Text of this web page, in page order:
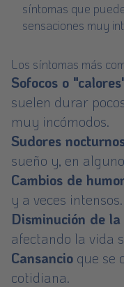
síntomas que
sensaciones muy
Los síntomas más
Sofocos o
suelen durar
muy incómodos.
Sudores
sueño y, en
Cambios de
y a veces intensos.
Disminución de
afectando la vida
Cansancio que se
cotidiana.